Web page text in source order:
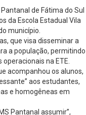
de Fátima do Sul
da Escola Estadual Vila
município.
que visa disseminar a
a população, permitindo
na ETE.
acompanhou os alunos,
aos estudantes,
e homogêneas em
Pantanal assumir”,